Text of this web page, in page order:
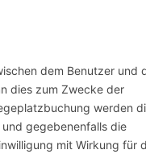
dem Benutzer und
dies zum Zwecke der
werden
gegebenenfalls die
mit Wirkung für